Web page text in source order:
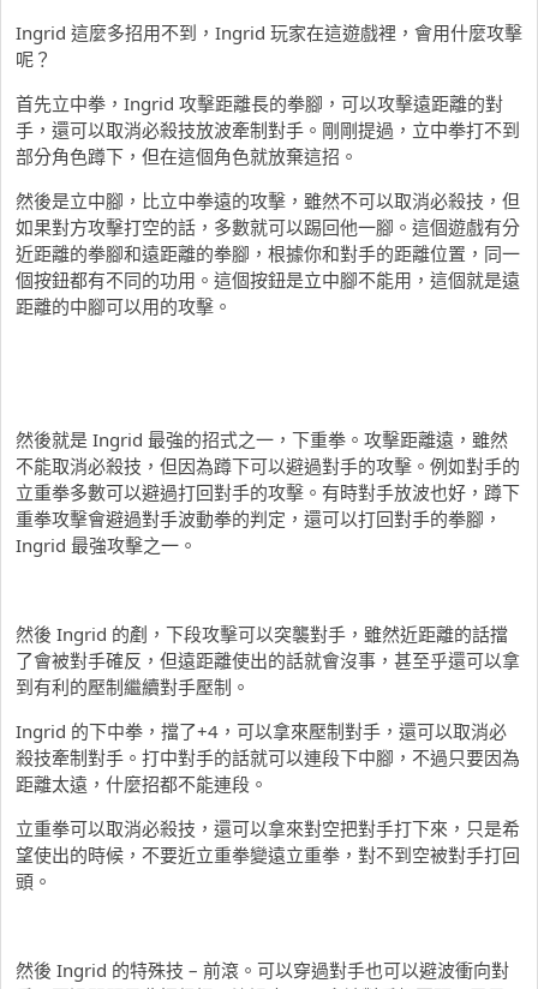
Ingrid 這麼多招用不到，Ingrid 玩家在這遊戲裡，會用什麼攻擊
呢？
首先立中拳，Ingrid 攻擊距離長的拳腳，可以攻擊遠距離的對
手，還可以取消必殺技放波牽制對手。剛剛提過，立中拳打不到
部分角色蹲下，但在這個角色就放棄這招。
然後是立中腳，比立中拳遠的攻擊，雖然不可以取消必殺技，但
如果對方攻擊打空的話，多數就可以踢回他一腳。這個遊戲有分
近距離的拳腳和遠距離的拳腳，根據你和對手的距離位置，同一
個按鈕都有不同的功用。這個按鈕是立中腳不能用，這個就是遠
距離的中腳可以用的攻擊。
然後就是 Ingrid 最強的招式之一，下重拳。攻擊距離遠，雖然
不能取消必殺技，但因為蹲下可以避過對手的攻擊。例如對手的
立重拳多數可以避過打回對手的攻擊。有時對手放波也好，蹲下
重拳攻擊會避過對手波動拳的判定，還可以打回對手的拳腳，
Ingrid 最強攻擊之一。
然後 Ingrid 的剷，下段攻擊可以突襲對手，雖然近距離的話擋
了會被對手確反，但遠距離使出的話就會沒事，甚至乎還可以拿
到有利的壓制繼續對手壓制。
Ingrid 的下中拳，擋了+4，可以拿來壓制對手，還可以取消必
殺技牽制對手。打中對手的話就可以連段下中腳，不過只要因為
距離太遠，什麼招都不能連段。
立重拳可以取消必殺技，還可以拿來對空把對手打下來，只是希
望使出的時候，不要近立重拳變遠立重拳，對不到空被對手打回
頭。
然後 Ingrid 的特殊技 – 前滾。可以穿過對手也可以避波衝向對